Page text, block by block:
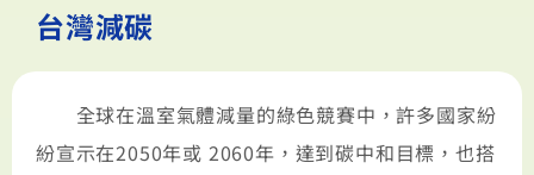
台灣減碳
全球在溫室氣體減量的綠色競賽中，許多國家紛
紛宣示在2050年或 2060年，達到碳中和目標，也搭